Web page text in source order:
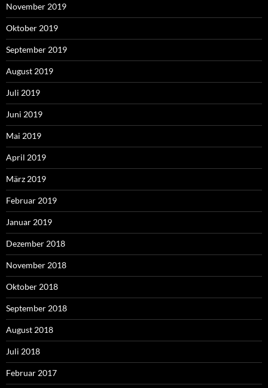
November 2019
Oktober 2019
September 2019
August 2019
Juli 2019
Juni 2019
Mai 2019
April 2019
März 2019
Februar 2019
Januar 2019
Dezember 2018
November 2018
Oktober 2018
September 2018
August 2018
Juli 2018
Februar 2017